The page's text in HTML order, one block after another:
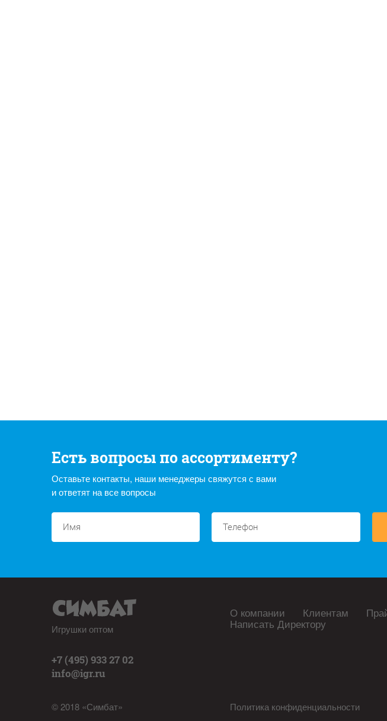
Есть вопросы по ассортименту?
Оставьте контакты, наши менеджеры свяжутся с вами
и ответят на все вопросы
Игрушки оптом
+7 (495) 933 27 02
info@igr.ru
© 2018 «Симбат»
О компании Клиентам
Написать Директору
Политика конфиденциальности